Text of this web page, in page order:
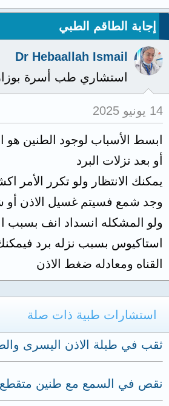
إجابة الطاقم الطبي
Dr Hebaallah Ismail
استشاري طب أسرة
14 يونيو 2025
ابسط الأسباب لوجود الطنين هو
أو بعد نزلات البرد
يمكنك الانتظار ولو تكرر الأمر
وجد شمع فسيتم غسيل الاذن
ولو المشكله انسداد انف بسبب
استاكيوس بسبب نزله برد
القناه ومعادله ضغط الاذن
استشارات طبية ذات صلة
ثقب في طبلة الاذن اليسرى
نقص في السمع مع طنين متقطع